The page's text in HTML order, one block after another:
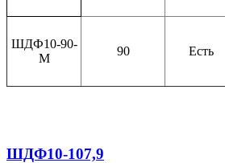
ШДФ10-90-
М
90 Есть
ШДФ10-107,9